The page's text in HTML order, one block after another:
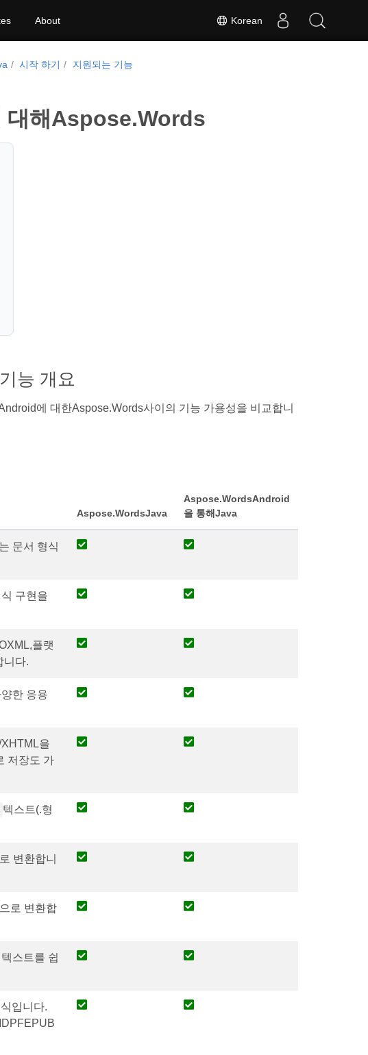
Korean
About
시작 하기
지원되는 기능
해Aspose.Words
능 개요
에 대한Aspose.Words사이의 기능 가용성을 비교합니
Aspose.WordsJava
Aspose.WordsAndroid
을 통해Java
문서 형식
구현을
플랫
니다.
한 응용
을
저장도 가
텍스트(.형
변환합니
로 변환합
스트를 쉽
입니다.